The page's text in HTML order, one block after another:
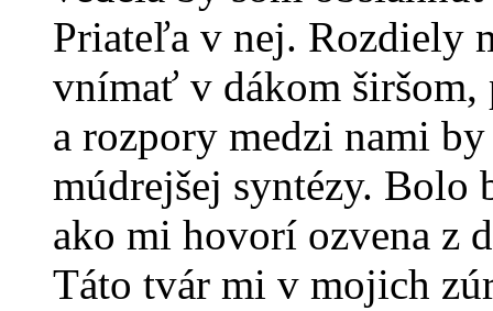
Priateľa v nej. Rozdiely
vnímať v dákom širšom,
a rozpory medzi nami
múdrejšej syntézy. Bolo
ako mi hovorí ozvena z
Táto tvár mi v mojich